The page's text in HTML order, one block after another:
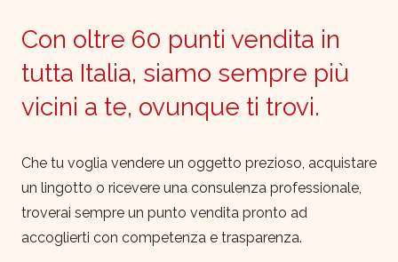
Con oltre 60 punti vendita in
tutta Italia, siamo sempre più
vicini a te, ovunque ti trovi.
Che tu voglia vendere un oggetto prezioso, acquistare
un lingotto o ricevere una consulenza professionale,
troverai sempre un punto vendita pronto ad
accoglierti con competenza e trasparenza.